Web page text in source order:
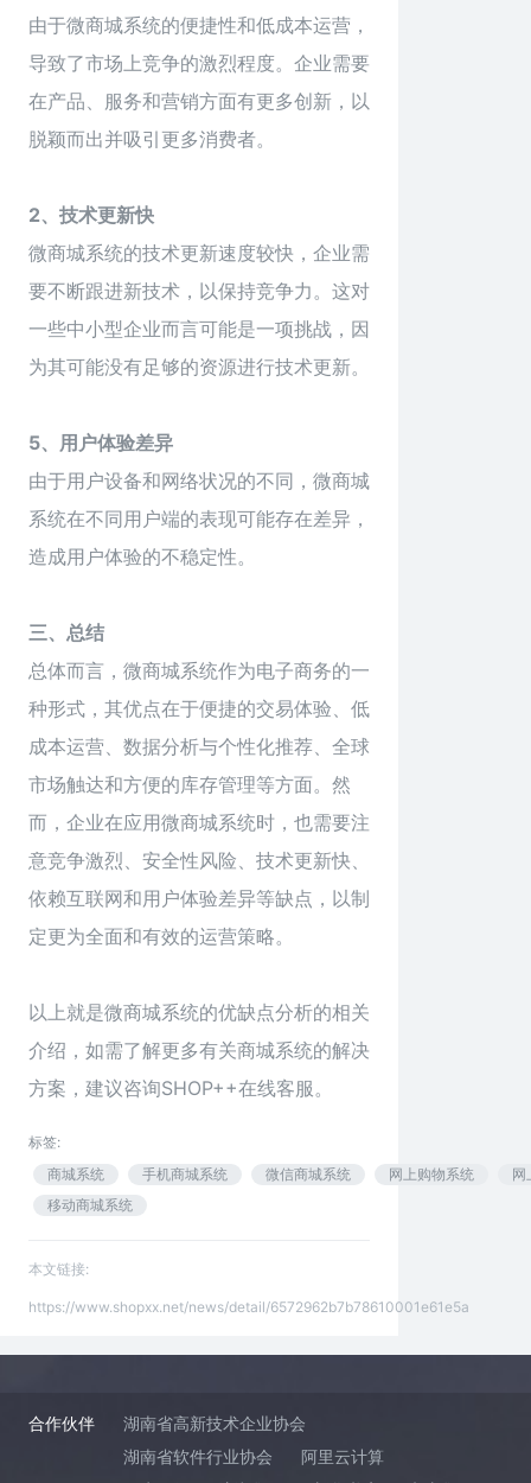
由于微商城系统的便捷性和低成本运营，
导致了市场上竞争的激烈程度。企业需要
在产品、服务和营销方面有更多创新，以
脱颖而出并吸引更多消费者。
2、技术更新快
微商城系统的技术更新速度较快，企业需
要不断跟进新技术，以保持竞争力。这对
一些中小型企业而言可能是一项挑战，因
为其可能没有足够的资源进行技术更新。
5、用户体验差异
由于用户设备和网络状况的不同，微商城
系统在不同用户端的表现可能存在差异，
造成用户体验的不稳定性。
三、总结
总体而言，微商城系统作为电子商务的一
种形式，其优点在于便捷的交易体验、低
成本运营、数据分析与个性化推荐、全球
市场触达和方便的库存管理等方面。然
而，企业在应用微商城系统时，也需要注
意竞争激烈、安全性风险、技术更新快、
依赖互联网和用户体验差异等缺点，以制
定更为全面和有效的运营策略。
以上就是微商城系统的优缺点分析的相关
介绍，如需了解更多有关商城系统的解决
方案，建议咨询SHOP++在线客服。
标签:
商城系统
手机商城系统 微信商城系统 网上购物系统
网
移动商城系统
本文链接:
https://www.shopxx.net/news/detail/6572962b7b78610001e61e5a
合作伙伴
湖南省高新技术企业协会
湖南省软件行业协会
阿里云计算